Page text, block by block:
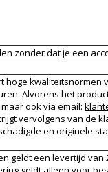
zonder dat je een
Alvorens het
ook via email:
vervolgens van de
en originele
geldt een levertijd